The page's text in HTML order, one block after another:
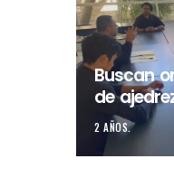
Buscan
de
2 AÑOS.